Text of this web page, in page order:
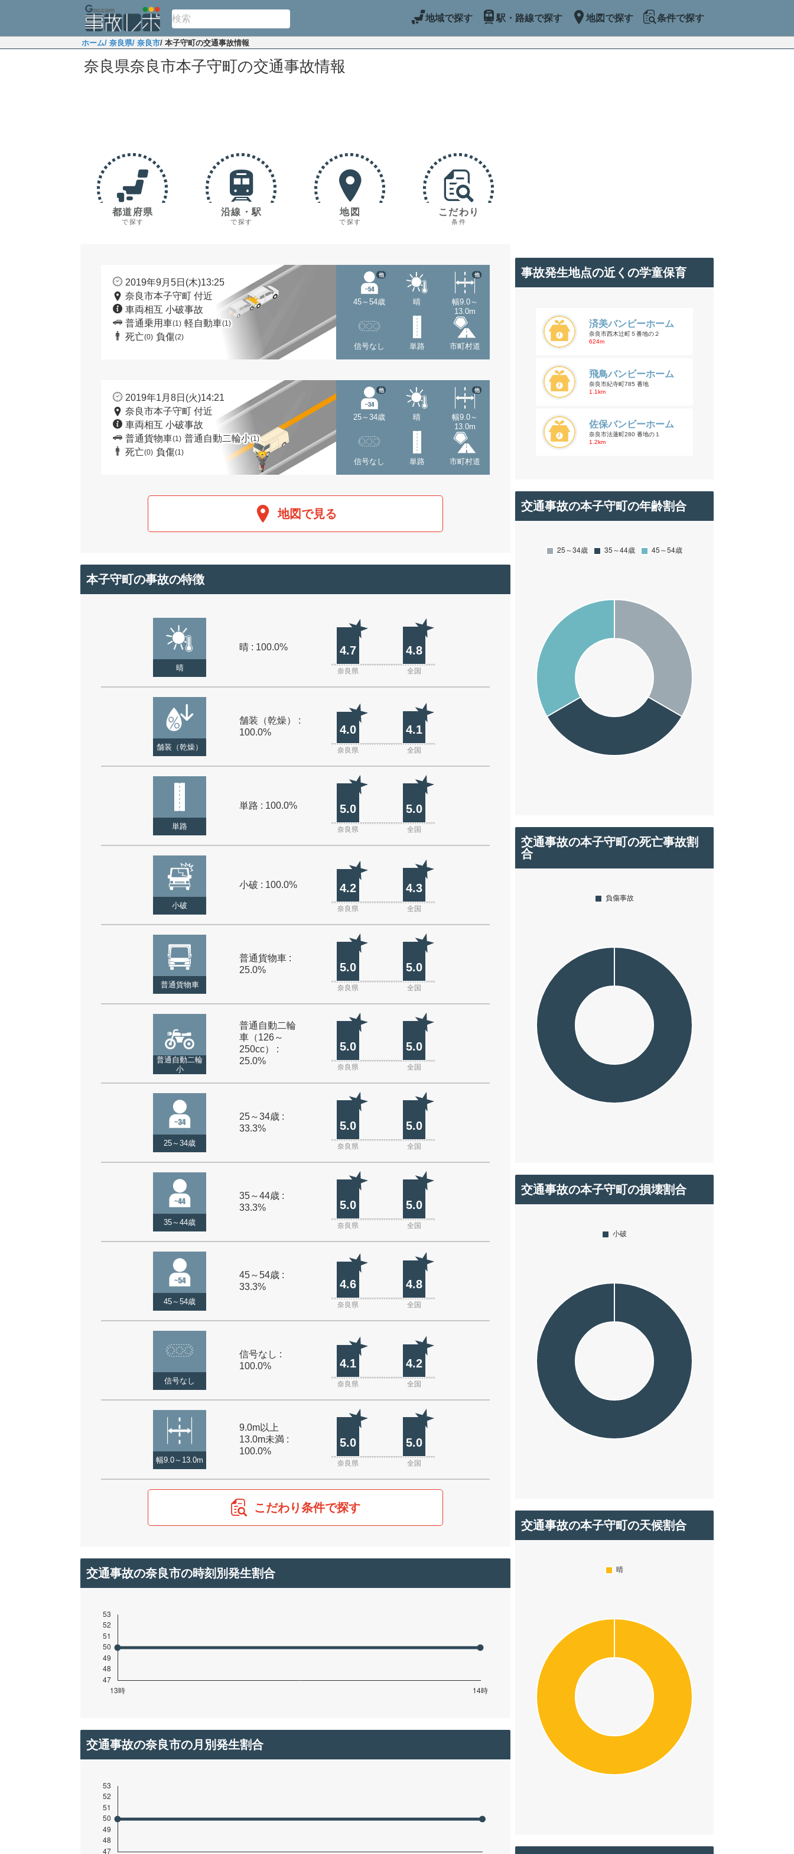
地域で探す 駅・路線で探す 地図で探す 条件で探す
ホーム/ 奈良県/ 奈良市/ 本子守町の交通事故情報
奈良県奈良市本子守町の交通事故情報
都道府県
で探す
沿線・駅
で探す
地図
で探す
こだわり
条件
2019年9月5日(木)13:25
奈良市本子守町 付近
車両相互 小破事故
普通乗用車(1) 軽自動車(1)
死亡(0) 負傷(2)
45～54歳
他
晴
幅9.0～
13.0m
他
信号なし 単路 市町村道
2019年1月8日(火)14:21
奈良市本子守町 付近
車両相互 小破事故
普通貨物車(1) 普通自動二輪小(1)
死亡(0) 負傷(1)
25～34歳
他
晴
幅9.0～
13.0m
他
信号なし 単路 市町村道
地図で見る
本子守町の事故の特徴
晴
晴 : 100.0% 4.7 4.8
奈良県 全国
舗装（乾燥）
舗装（乾燥） :
100.0%
4.0 4.1
奈良県 全国
単路
単路 : 100.0% 5.0 5.0
奈良県 全国
小破
小破 : 100.0% 4.2 4.3
奈良県 全国
普通貨物車
普通貨物車 :
25.0%
5.0 5.0
奈良県 全国
普通自動二輪
小
普通自動二輪
車（126～
250cc） :
25.0%
5.0 5.0
奈良県 全国
25～34歳
25～34歳 :
33.3%
5.0 5.0
奈良県 全国
35～44歳
35～44歳 :
33.3%
5.0 5.0
奈良県 全国
45～54歳
45～54歳 :
33.3%
4.6 4.8
奈良県 全国
信号なし
信号なし :
100.0%
4.1 4.2
奈良県 全国
幅9.0～13.0m
9.0m以上
13.0m未満 :
100.0%
5.0 5.0
奈良県 全国
こだわり条件で探す
交通事故の奈良市の時刻別発生割合
交通事故の奈良市の月別発生割合
事故発生地点の近くの学童保育
済美バンビーホーム
奈良市西木辻町５番地の２
624m
飛鳥バンビーホーム
奈良市紀寺町785 番地
1.1km
佐保バンビーホーム
奈良市法蓮町280 番地の１
1.2km
交通事故の本子守町の年齢割合
交通事故の本子守町の死亡事故割
合
交通事故の本子守町の損壊割合
交通事故の本子守町の天候割合